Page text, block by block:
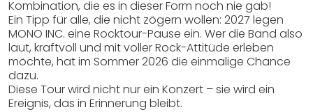
Kombination, die es in dieser Form noch nie gab!
Ein Tipp für alle, die nicht zögern wollen: 2027 legen
MONO INC. eine Rocktour-Pause ein. Wer die Band also
laut, kraftvoll und mit voller Rock-Attitüde erleben
möchte, hat im Sommer 2026 die einmalige Chance
dazu.
Diese Tour wird nicht nur ein Konzert – sie wird ein
Ereignis, das in Erinnerung bleibt.